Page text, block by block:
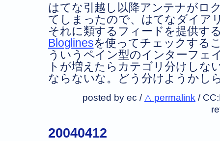
はてな引越し以降アンテナがロ
てしまったので、はてなダイア
それに類するフィードを提供す
Bloglinesを使ってチェックする
ういうペイン型のインターフェ
トが増えたらカテゴリ分けしな
ならないな。どう分けようかし
posted by ec / △ permalink /
20040412